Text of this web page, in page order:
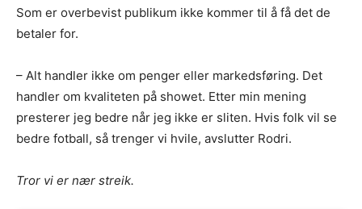
Som er overbevist publikum ikke kommer til å få det de
betaler for.
– Alt handler ikke om penger eller markedsføring. Det
handler om kvaliteten på showet. Etter min mening
presterer jeg bedre når jeg ikke er sliten. Hvis folk vil se
bedre fotball, så trenger vi hvile, avslutter Rodri.
Tror vi er nær streik.